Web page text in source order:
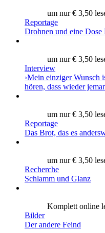
um nur € 3,50
Reportage
Drohnen und eine Dose
um nur € 3,50
Interview
›Mein einziger Wunsch
hören, dass wieder
um nur € 3,50
Reportage
Das Brot, das es
um nur € 3,50
Recherche
Schlamm und Glanz
Komplett online
Bilder
Der andere Feind